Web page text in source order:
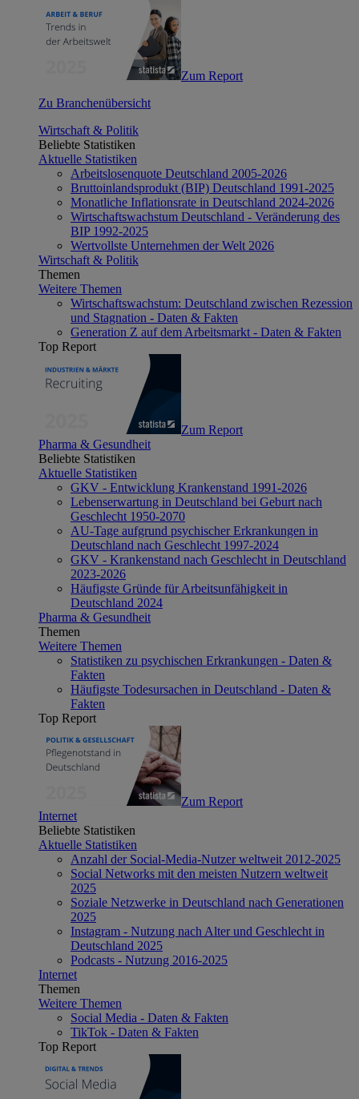
Zum Report
Zu Branchenübersicht
Wirtschaft & Politik
Beliebte Statistiken
Aktuelle Statistiken
Arbeitslosenquote Deutschland 2005-2026
Bruttoinlandsprodukt (BIP) Deutschland 1991-2025
Monatliche Inflationsrate in Deutschland 2024-2026
Wirtschaftswachstum Deutschland - Veränderung des
BIP 1992-2025
Wertvollste Unternehmen der Welt 2026
Wirtschaft & Politik
Themen
Weitere Themen
Wirtschaftswachstum: Deutschland zwischen Rezession
und Stagnation - Daten & Fakten
Generation Z auf dem Arbeitsmarkt - Daten & Fakten
Top Report
Zum Report
Pharma & Gesundheit
Beliebte Statistiken
Aktuelle Statistiken
GKV - Entwicklung Krankenstand 1991-2026
Lebenserwartung in Deutschland bei Geburt nach
Geschlecht 1950-2070
AU-Tage aufgrund psychischer Erkrankungen in
Deutschland nach Geschlecht 1997-2024
GKV - Krankenstand nach Geschlecht in Deutschland
2023-2026
Häufigste Gründe für Arbeitsunfähigkeit in
Deutschland 2024
Pharma & Gesundheit
Themen
Weitere Themen
Statistiken zu psychischen Erkrankungen - Daten &
Fakten
Häufigste Todesursachen in Deutschland - Daten &
Fakten
Top Report
Zum Report
Internet
Beliebte Statistiken
Aktuelle Statistiken
Anzahl der Social-Media-Nutzer weltweit 2012-2025
Social Networks mit den meisten Nutzern weltweit
2025
Soziale Netzwerke in Deutschland nach Generationen
2025
Instagram - Nutzung nach Alter und Geschlecht in
Deutschland 2025
Podcasts - Nutzung 2016-2025
Internet
Themen
Weitere Themen
Social Media - Daten & Fakten
TikTok - Daten & Fakten
Top Report